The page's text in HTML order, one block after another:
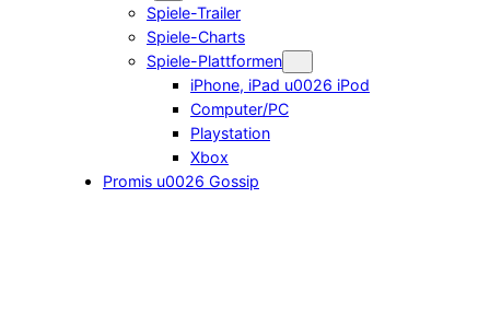
Spiele-Trailer
Spiele-Charts
Spiele-Plattformen
iPhone, iPad u0026 iPod
Computer/PC
Playstation
Xbox
Promis u0026 Gossip